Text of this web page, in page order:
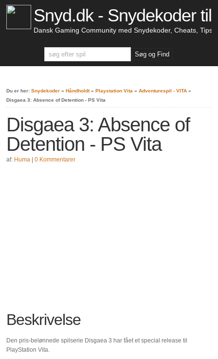
Snyd.dk - Snydekoder til
Dansk Gaming Community med Snydekoder, Cheats, Tips
Du er her:Snydekoder »Håndholdt»Playstation Vita »Adventurespil - VITA »
Disgaea 3: Absence of Detention - PS Vita
Disgaea 3: Absence of
Detention - PS Vita
af: Huma |0 Kommentarer
Beskrivelse
Den pris-belønnede spilserie Disgaea 3 har fået et special release til
PlayStation Vita.